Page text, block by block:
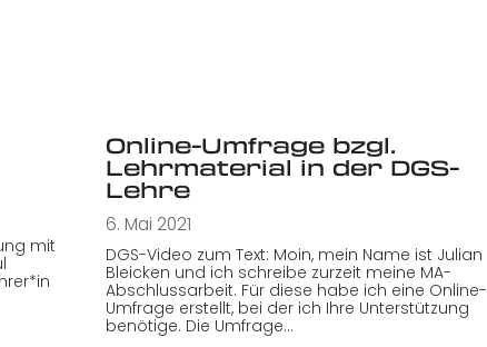
mit
Online-Umfrage bzgl.
Lehrmaterial in der DGS-
Lehre
6. Mai 2021
DGS-Video zum Text: Moin, mein Name ist Julian
Bleicken und ich schreibe zurzeit meine MA-
Abschlussarbeit. Für diese habe ich eine Online-
Umfrage erstellt, bei der ich Ihre Unterstützung
benötige. Die Umfrage…